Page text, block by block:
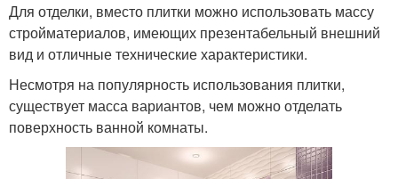
Для отделки, вместо плитки можно использовать массу
стройматериалов, имеющих презентабельный внешний
вид и отличные технические характеристики.
Несмотря на популярность использования плитки,
существует масса вариантов, чем можно отделать
поверхность ванной комнаты.